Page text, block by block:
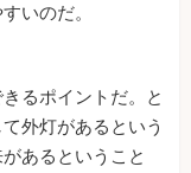
いのだ。
るポイントだ。と
外灯があるという
あるということ